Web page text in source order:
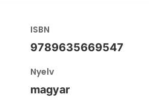
ISBN
9789635669547
Nyelv
magyar